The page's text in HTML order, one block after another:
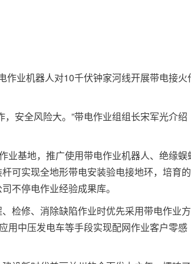
作业机器人对10千伏钟家河线开展带电接火
安全风险大。”带电作业组组长宋军光介绍
业基地，推广使用带电作业机器人、绝缘蜈
可实现全地形带电安装验电接地环，培育
不停电作业经验成果库。
检修、消除缺陷作业时优先采用带电作业方
用中压发电车等手段实现配网作业客户零感